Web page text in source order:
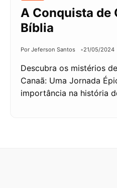
A Conquista de
Bíblia
Por Jeferson Santos 21/05/2024
Descubra os mistérios
Canaã: Uma Jornada
importância na história